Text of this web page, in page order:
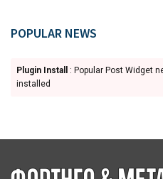
POPULAR NEWS
Plugin Install
: Popular Post Widget
installed